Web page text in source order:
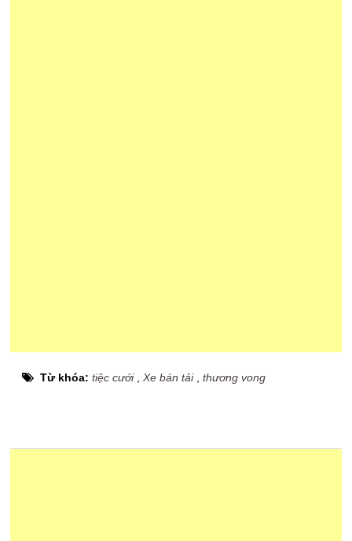
Từ khóa:tiệc cưới, Xe bán tải,thương vong